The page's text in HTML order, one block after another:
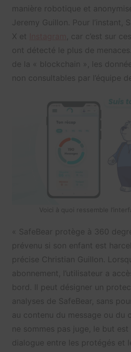
manière robotique et
Jeremy Guillon. Pour l’instant,
X et
, car c’est sur
ont détecté le plus de
de la « blockchain », les
non consultables par l’équipe
Voici à quoi ressemble
« SafeBear protège à 360
prévenu si son enfant est
précise Christian Guillon.
abonnement, l’utilisateur a
bord. Il peut désigner un
analyses de SafeBear, sans
au contenu du message ou du
ne sommes pas juge, le but est
dialogue entre les protégés et